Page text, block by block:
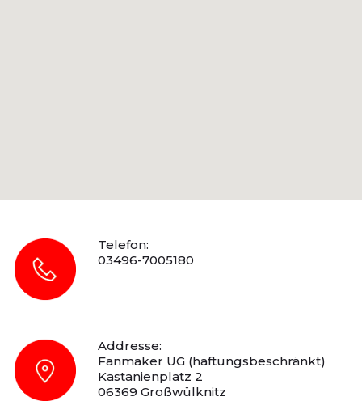
Telefon:
03496-7005180
Addresse:
Fanmaker UG (haftungsbeschränkt)
Kastanienplatz 2
06369 Großwülknitz